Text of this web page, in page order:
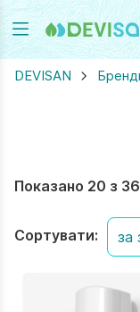
DEVISAN
Показано 20 з
Сортувати: